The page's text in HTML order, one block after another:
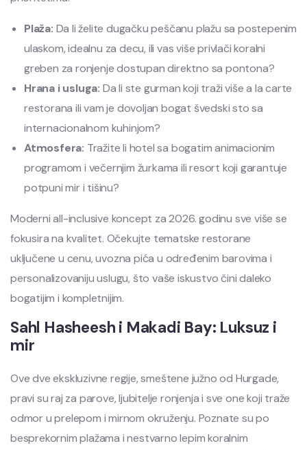
Plaža: Da li želite dugačku peščanu plažu sa postepenim
ulaskom, idealnu za decu, ili vas više privlači koralni
greben za ronjenje dostupan direktno sa pontona?
Hrana i usluga: Da li ste gurman koji traži više a la carte
restorana ili vam je dovoljan bogat švedski sto sa
internacionalnom kuhinjom?
Atmosfera: Tražite li hotel sa bogatim animacionim
programom i večernjim žurkama ili resort koji garantuje
potpuni mir i tišinu?
Moderni all-inclusive koncept za 2026. godinu sve više se
fokusira na kvalitet. Očekujte tematske restorane
uključene u cenu, uvozna pića u određenim barovima i
personalizovaniju uslugu, što vaše iskustvo čini daleko
bogatijim i kompletnijim.
Sahl Hasheesh i Makadi Bay: Luksuz i
mir
Ove dve ekskluzivne regije, smeštene južno od Hurgade,
pravi su raj za parove, ljubitelje ronjenja i sve one koji traže
odmor u prelepom i mirnom okruženju. Poznate su po
besprekornim plažama i nestvarno lepim koralnim